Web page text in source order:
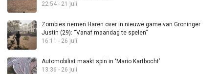
22:54 - 21 juli
Zombies nemen Haren over in nieuwe game van Groninger
Justin (29): “Vanaf maandag te spelen”
16:11 - 26 juli
Automobilist maakt spin in ‘Mario Kartbocht’
13:36 - 26 juli